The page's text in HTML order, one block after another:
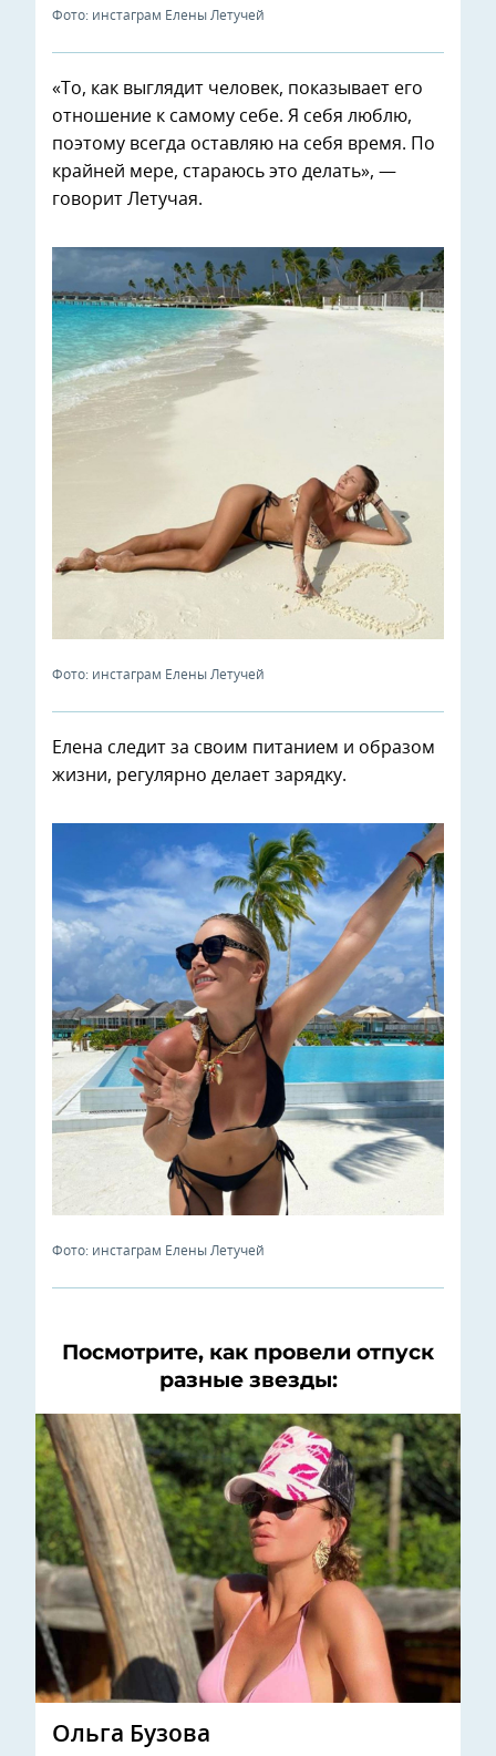
Фото: инстаграм Елены Летучей
«То, как выглядит человек, показывает его
отношение к самому себе. Я себя люблю,
поэтому всегда оставляю на себя время. По
крайней мере, стараюсь это делать», —
говорит Летучая.
Фото: инстаграм Елены Летучей
Елена следит за своим питанием и образом
жизни, регулярно делает зарядку.
Фото: инстаграм Елены Летучей
Посмотрите, как провели отпуск
разные звезды:
Ольга Бузова